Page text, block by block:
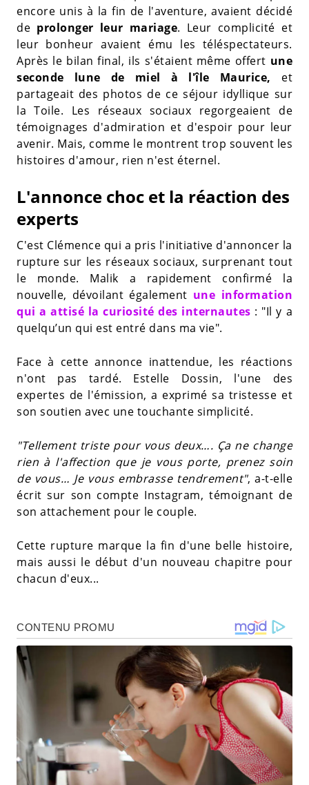
encore unis à la fin de l'aventure, avaient décidé
de prolonger leur mariage. Leur complicité et
leur bonheur avaient ému les téléspectateurs.
Après le bilan final, ils s'étaient même offert une
seconde lune de miel à l'île Maurice, et
partageait des photos de ce séjour idyllique sur
la Toile. Les réseaux sociaux regorgeaient de
témoignages d'admiration et d'espoir pour leur
avenir. Mais, comme le montrent trop souvent les
histoires d'amour, rien n'est éternel.
L'annonce choc et la réaction des
experts
C'est Clémence qui a pris l'initiative d'annoncer la
rupture sur les réseaux sociaux, surprenant tout
le monde. Malik a rapidement confirmé la
nouvelle, dévoilant également une information
qui a attisé la curiosité des internautes : "Il y a
quelqu’un qui est entré dans ma vie".
Face à cette annonce inattendue, les réactions
n'ont pas tardé. Estelle Dossin, l'une des
expertes de l'émission, a exprimé sa tristesse et
son soutien avec une touchante simplicité.
"Tellement triste pour vous deux…. Ça ne change
rien à l'affection que je vous porte, prenez soin
de vous… Je vous embrasse tendrement", a-t-elle
écrit sur son compte Instagram, témoignant de
son attachement pour le couple.
Cette rupture marque la fin d'une belle histoire,
mais aussi le début d'un nouveau chapitre pour
chacun d'eux...